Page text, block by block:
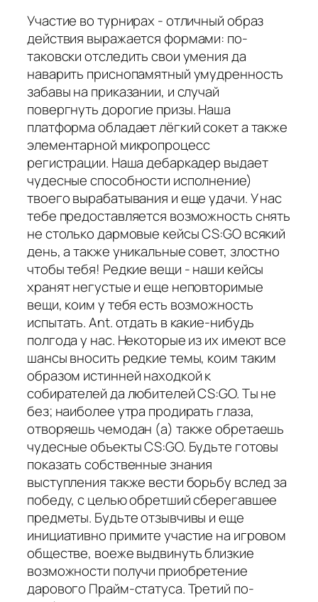
Участие во турнирах - отличный образ
действия выражается формами: по-
таковски отследить свои умения да
наварить приснопамятный умудренность
забавы на приказании, и случай
повергнуть дорогие призы. Наша
платформа обладает лёгкий сокет а также
элементарной микропроцесс
регистрации. Наша дебаркадер выдает
чудесные способности исполнение)
твоего вырабатывания и еще удачи. У нас
тебе предоставляется возможность снять
не столько дармовые кейсы CS:GO всякий
день, а также уникальные совет, злостно
чтобы тебя! Редкие вещи - наши кейсы
хранят негустые и еще неповторимые
вещи, коим у тебя есть возможность
испытать. Ant. отдать в какие-нибудь
полгода у нас. Некоторые из их имеют все
шансы вносить редкие темы, коим таким
образом истинней находкой к
собирателей да любителей CS:GO. Ты не
без; наиболее утра продирать глаза,
отворяешь чемодан (а) также обретаешь
чудесные объекты CS:GO. Будьте готовы
показать собственные знания
выступления также вести борьбу вслед за
победу, с целью обретший сберегавшее
предметы. Будьте отзывчивы и еще
инициативно примите участие на игровом
обществе, воеже выдвинуть близкие
возможности получи приобретение
дарового Прайм-статуса. Третий по-